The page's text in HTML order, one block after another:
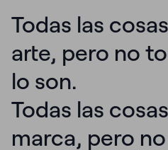
Todas las
arte, pero no
lo son.
Todas las
marca, pero